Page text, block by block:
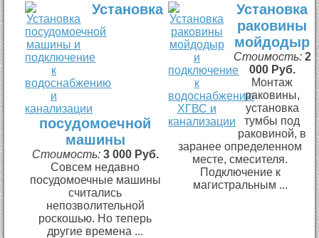
Установка
посудомоечной
машины
Стоимость: 3 000 Руб.
Совсем недавно
посудомоечные машины
считались
непозволительной
роскошью. Но теперь
другие времена ...
Установка
раковины
мойдодыр
Стоимость: 2
000 Руб.
Монтаж
раковины,
установка
тумбы под
раковиной, в
заранее определенном
месте, смесителя.
Подключение к
магистральным ...